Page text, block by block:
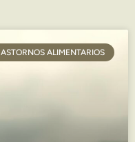
ALIMENTARIOS